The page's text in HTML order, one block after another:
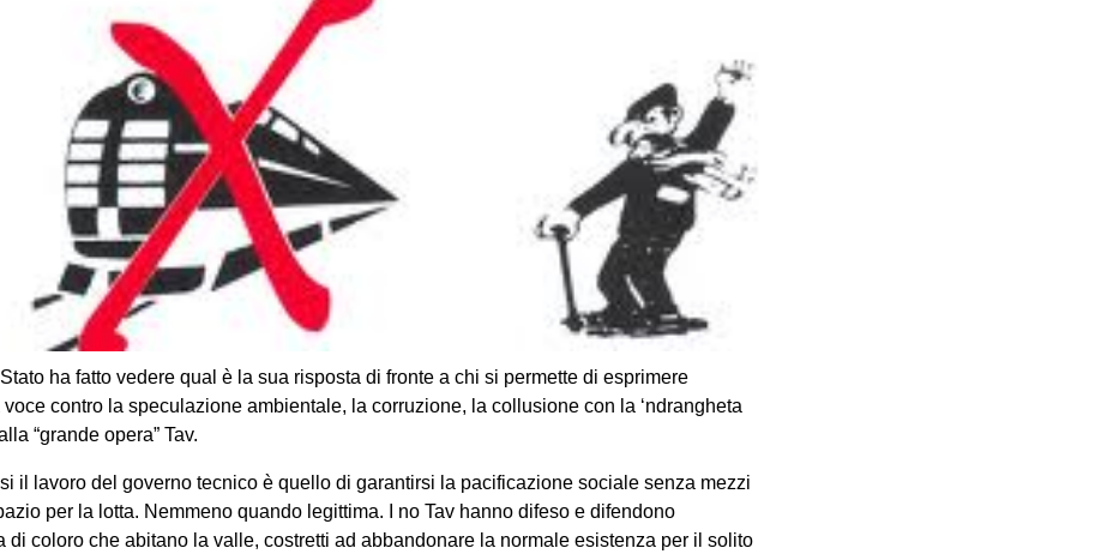
ha fatto vedere qual è la sua risposta di fronte a chi si permette di esprimere
contro la speculazione ambientale, la corruzione, la collusione con la ‘ndrangheta
“grande opera” Tav.
il lavoro del governo tecnico è quello di garantirsi la pacificazione sociale senza mezzi
per la lotta. Nemmeno quando legittima. I no Tav hanno difeso e difendono
di coloro che abitano la valle, costretti ad abbandonare la normale esistenza per il solito